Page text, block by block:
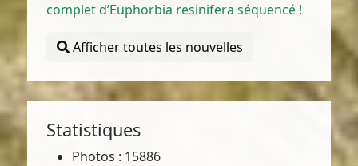
complet d’Euphorbia resinifera séquencé !
Afficher toutes les nouvelles
Statistiques
Photos : 15886